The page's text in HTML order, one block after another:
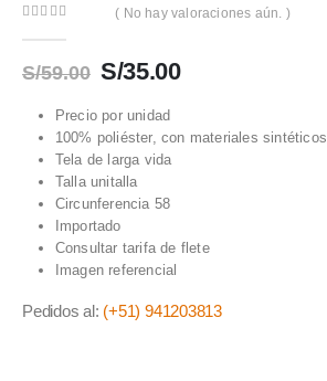
( No hay valoraciones aún. )
S/59.00 El
original
era:
S/59.00.
S/35.00El
es:
Precio por unidad
100% poliéster, con materiales sintéticos
Tela de larga vida
Talla unitalla
Circunferencia 58
Importado
Consultar tarifa de flete
Imagen referencial
Pedidos al: (+51) 941203813